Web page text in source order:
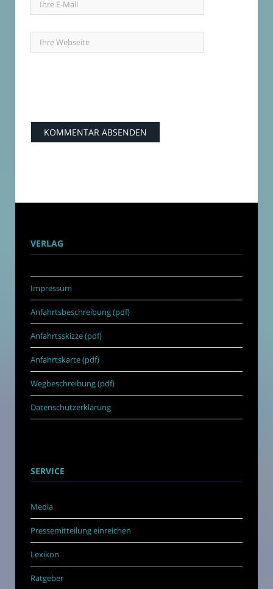
VERLAG
Impressum
Anfahrtsbeschreibung (pdf)
Anfahrtsskizze (pdf)
Anfahrtskarte (pdf)
Wegbeschreibung (pdf)
Datenschutzerklärung
SERVICE
Media
Pressemitteilung einreichen
Lexikon
Ratgeber